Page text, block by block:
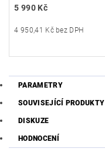
5 990 Kč
4 950,41 Kč bez DPH
PARAMETRY
SOUVISEJÍCÍ PRODUKTY
DISKUZE
HODNOCENÍ